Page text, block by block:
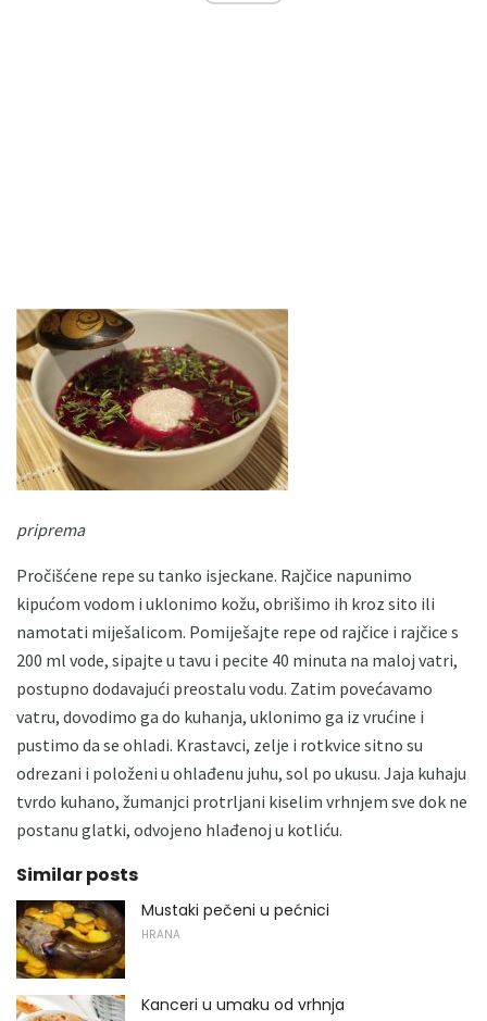
priprema
Pročišćene repe su tanko isjeckane. Rajčice napunimo
kipućom vodom i uklonimo kožu, obrišimo ih kroz sito ili
namotati miješalicom. Pomiješajte repe od rajčice i rajčice s
200 ml vode, sipajte u tavu i pecite 40 minuta na maloj vatri,
postupno dodavajući preostalu vodu. Zatim povećavamo
vatru, dovodimo ga do kuhanja, uklonimo ga iz vrućine i
pustimo da se ohladi. Krastavci, zelje i rotkvice sitno su
odrezani i položeni u ohlađenu juhu, sol po ukusu. Jaja kuhaju
tvrdo kuhano, žumanjci protrljani kiselim vrhnjem sve dok ne
postanu glatki, odvojeno hlađenoj u kotliću.
Similar posts
Mustaki pečeni u pećnici
HRANA
Kanceri u umaku od vrhnja